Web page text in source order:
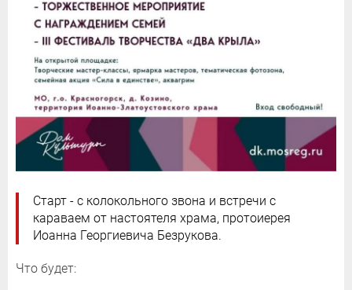
Старт - с колокольного звона и встречи с
караваем от настоятеля храма, протоиерея
Иоанна Георгиевича Безрукова.
Что будет: